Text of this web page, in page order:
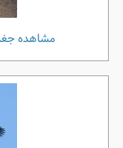
مشاهده